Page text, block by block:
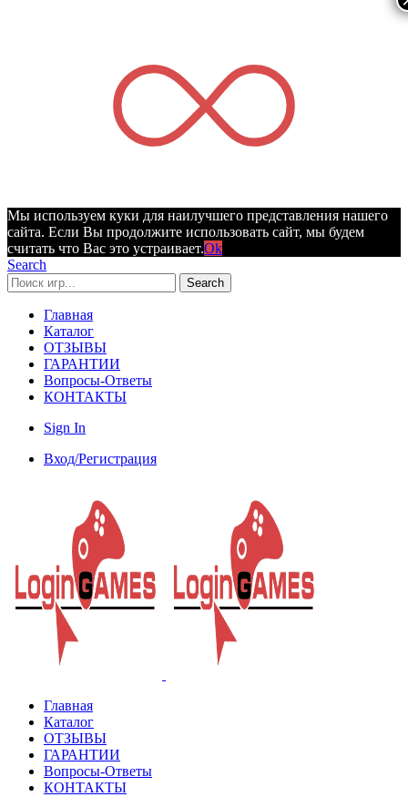
Мы используем куки для наилучшего представления нашего
сайта. Если Вы продолжите использовать сайт, мы будем
считать что Вас это устраивает.Ok
Search
Search
Главная
Каталог
ОТЗЫВЫ
ГАРАНТИИ
Вопросы-Ответы
КОНТАКТЫ
Sign In
Вход/Регистрация
Главная
Каталог
ОТЗЫВЫ
ГАРАНТИИ
Вопросы-Ответы
КОНТАКТЫ